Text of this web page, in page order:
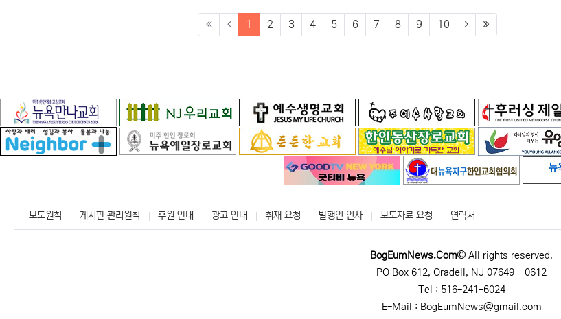
1 (current)
2 3 4 5 6 7 8 9 10 (next)(last)
보도원칙 게시판 관리원칙 후원 안내 광고 안내 취재 요청 발행인 인사 보도자료 요청 연락처
BogEumNews.Com
All rights reserved.
PO Box 612, Oradell, NJ 07649 - 0612
Tel : 516-241-6024
E-Mail : BogEumNews@gmail.com